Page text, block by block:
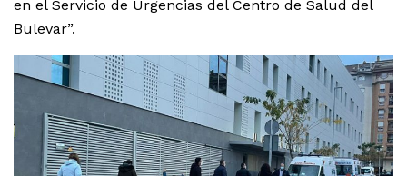
en el Servicio de Urgencias del Centro de Salud del
Bulevar”.